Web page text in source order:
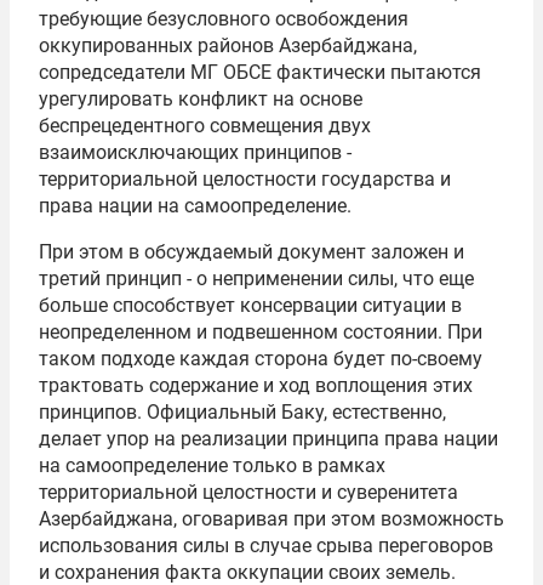
требующие безусловного освобождения
оккупированных районов Азербайджана,
сопредседатели МГ ОБСЕ фактически пытаются
урегулировать конфликт на основе
беспрецедентного совмещения двух
взаимоисключающих принципов -
территориальной целостности государства и
права нации на самоопределение.
При этом в обсуждаемый документ заложен и
третий принцип - о неприменении силы, что еще
больше способствует консервации ситуации в
неопределенном и подвешенном состоянии. При
таком подходе каждая сторона будет по-своему
трактовать содержание и ход воплощения этих
принципов. Официальный Баку, естественно,
делает упор на реализации принципа права нации
на самоопределение только в рамках
территориальной целостности и суверенитета
Азербайджана, оговаривая при этом возможность
использования силы в случае срыва переговоров
и сохранения факта оккупации своих земель.